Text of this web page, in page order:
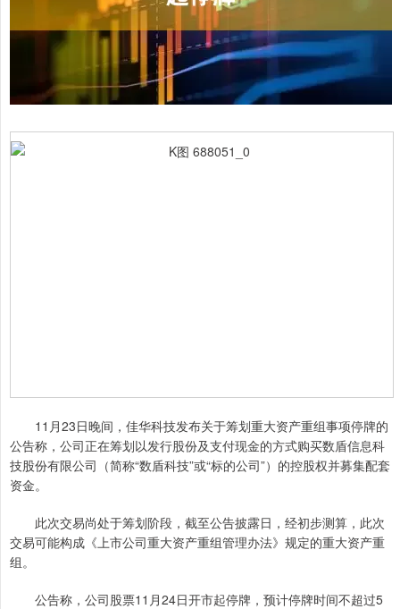
11月23日晚间，佳华科技发布关于筹划重大资产重组事项停牌的
公告称，公司正在筹划以发行股份及支付现金的方式购买数盾信息科
技股份有限公司（简称“数盾科技”或“标的公司”）的控股权并募集配套
资金。
此次交易尚处于筹划阶段，截至公告披露日，经初步测算，此次
交易可能构成《上市公司重大资产重组管理办法》规定的重大资产重
组。
公告称，公司股票11月24日开市起停牌，预计停牌时间不超过5